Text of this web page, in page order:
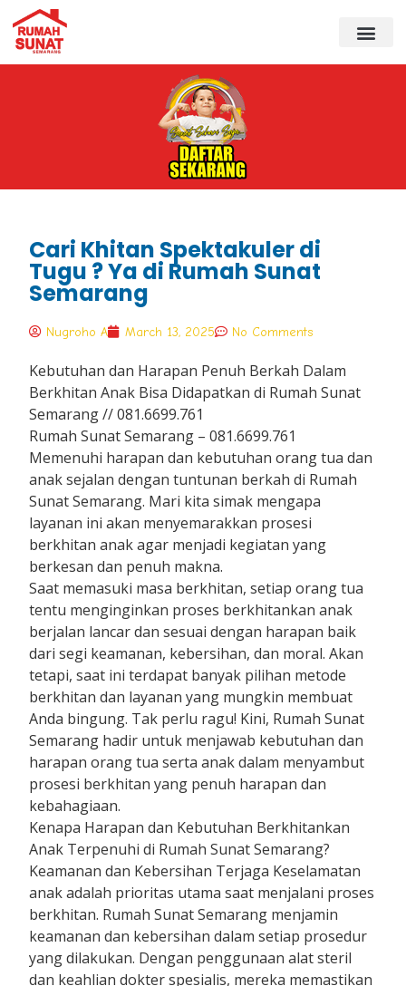
Cari Khitan Spektakuler di
Tugu ? Ya di Rumah Sunat
Semarang
Nugroho A March 13, 2025 No Comments
Kebutuhan dan Harapan Penuh Berkah Dalam
Berkhitan Anak Bisa Didapatkan di Rumah Sunat
Semarang // 081.6699.761
Rumah Sunat Semarang – 081.6699.761
Memenuhi harapan dan kebutuhan orang tua dan
anak sejalan dengan tuntunan berkah di Rumah
Sunat Semarang. Mari kita simak mengapa
layanan ini akan menyemarakkan prosesi
berkhitan anak agar menjadi kegiatan yang
berkesan dan penuh makna.
Saat memasuki masa berkhitan, setiap orang tua
tentu menginginkan proses berkhitankan anak
berjalan lancar dan sesuai dengan harapan baik
dari segi keamanan, kebersihan, dan moral. Akan
tetapi, saat ini terdapat banyak pilihan metode
berkhitan dan layanan yang mungkin membuat
Anda bingung. Tak perlu ragu! Kini, Rumah Sunat
Semarang hadir untuk menjawab kebutuhan dan
harapan orang tua serta anak dalam menyambut
prosesi berkhitan yang penuh harapan dan
kebahagiaan.
Kenapa Harapan dan Kebutuhan Berkhitankan
Anak Terpenuhi di Rumah Sunat Semarang?
Keamanan dan Kebersihan Terjaga Keselamatan
anak adalah prioritas utama saat menjalani proses
berkhitan. Rumah Sunat Semarang menjamin
keamanan dan kebersihan dalam setiap prosedur
yang dilakukan. Dengan penggunaan alat steril
dan keahlian dokter spesialis, mereka memastikan